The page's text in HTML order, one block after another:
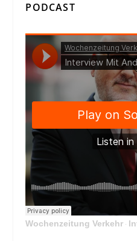
PODCAST
Wochenzeitung Verkehr ·